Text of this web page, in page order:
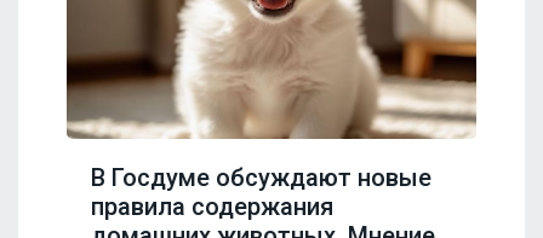
В Госдуме обсуждают новые
правила содержания